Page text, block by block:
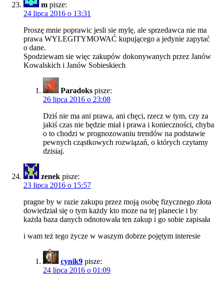
m pisze:
24 lipca 2016 o 13:31
Proszę mnie poprawic jesli sie mylę, ale sprzedawca nie ma
prawa WYLEGITYMOWAĆ kupującego a jedynie zapytać
o dane.
Spodziewam sie więc zakupów dokonywanych przez Janów
Kowalskich i Janów Sobieskiech
Paradoks pisze:
26 lipca 2016 o 23:08
Dziś nie ma ani prawa, ani chęci, rzecz w tym, czy za
jakiś czas nie będzie miał i prawa i konieczności, chyba
o to chodzi w prognozowaniu trendów na podstawie
pewnych cząstkowych rozwiązań, o których czytamy
dzisiaj.
zenek pisze:
23 lipca 2016 o 15:57
pragne by w razie zakupu przez moją osobę fizycznego złota
dowiedział się o tym każdy kto moze na tej planecie i by
każda baza danych odnotowała ten zakup i go sobie zapisała
i wam też tego życze w waszym dobrze pojętym interesie
cynik9 pisze:
24 lipca 2016 o 01:09